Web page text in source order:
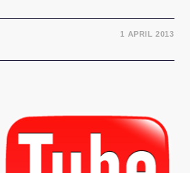
1 APRIL 2013